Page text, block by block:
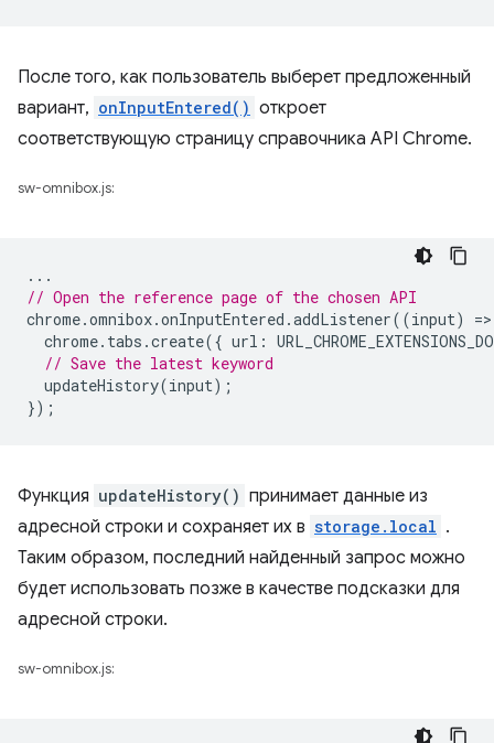
После того, как пользователь выберет предложенный
вариант, onInputEntered() откроет
соответствующую страницу справочника API Chrome.
sw-omnibox.js:
...
// Open the reference page of the chosen API
chrome.omnibox.onInputEntered .addListener((input) =>
chrome. tabs .create({ url :
// Save the latest keyword
updateHistory(input);
});
Функция updateHistory() принимает данные из
адресной строки и сохраняет их в storage.local .
Таким образом, последний найденный запрос можно
будет использовать позже в качестве подсказки для
адресной строки.
sw-omnibox.js: